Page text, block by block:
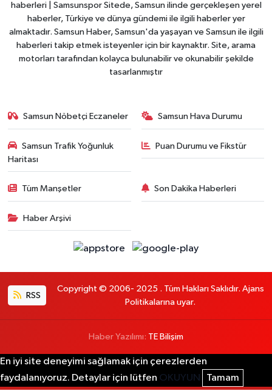
haberleri | Samsunspor Sitede, Samsun ilinde gerçekleşen yerel
haberler, Türkiye ve dünya gündemi ile ilgili haberler yer
almaktadır. Samsun Haber, Samsun'da yaşayan ve Samsun ile ilgili
haberleri takip etmek isteyenler için bir kaynaktır. Site, arama
motorları tarafından kolayca bulunabilir ve okunabilir şekilde
tasarlanmıştır
Samsun Nöbetçi Eczaneler Samsun Hava Durumu
Samsun Trafik Yoğunluk
Haritası
Puan Durumu ve Fikstür
Tüm Manşetler Son Dakika Haberleri
Haber Arşivi
RSS
Copyright © 2006- 2025 . Tüm Hakları Saklıdır. Ajans
Politikalarına uyar.
Haber Yazılımı: TE Bilişim
En iyi site deneyimi sağlamak için çerezlerden
faydalanıyoruz. Detaylar için lütfen OKUYUN Tamam